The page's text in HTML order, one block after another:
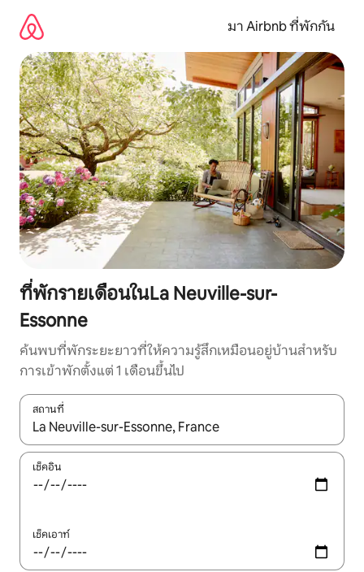
เนื้อหา
มา Airbnb ที่พักกัน
ที่พักรายเดือนในLa Neuville-sur-
Essonne
ค้นพบที่พักระยะยาวที่ให้ความรู้สึกเหมือนอยู่บ้านสำหรับ
การเข้าพักตั้งแต่ 1 เดือนขึ้นไป
สถานที่
ใช้ลูกศรขึ้นลง หรือใช้การสัมผัสหรือปัด เพื่อสำรวจผลการค้นหา
เช็คอิน
เช็คเอาท์